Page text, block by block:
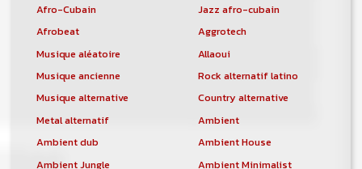
Afro-Cubain
Jazz afro-cubain
Afrobeat
Aggrotech
Musique aléatoire
Allaoui
Musique ancienne
Rock alternatif latino
Musique alternative
Country alternative
Metal alternatif
Ambient
Ambient dub
Ambient House
Ambient Jungle
Ambient Minimalist